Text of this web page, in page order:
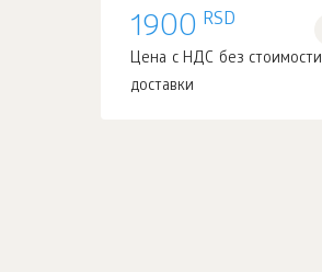
1900 RSD
Цена с НДС без стоимости
доставки